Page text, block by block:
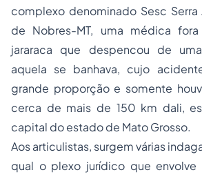
complexo denominado Sesc Serra
de Nobres-MT, uma médica
jararaca que despencou de
aquela se banhava, cujo
grande proporção e somente
cerca de mais de 150 km dali,
capital do estado de Mato Grosso.
Aos articulistas, surgem várias
qual o plexo jurídico que